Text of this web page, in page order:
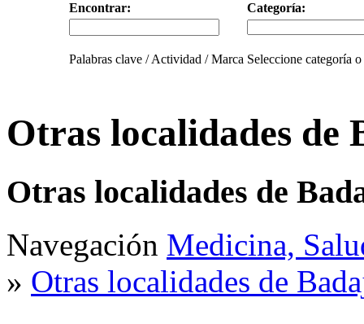
Encontrar: Categoría:
Palabras clave / Actividad / Marca Seleccione categoría
Otras localidades de
Otras localidades de
Navegación Medicina,
» Otras localidades de